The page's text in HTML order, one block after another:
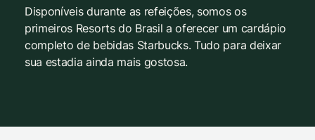
Disponíveis durante as refeições, somos os
primeiros Resorts do Brasil a oferecer um cardápio
completo de bebidas Starbucks. Tudo para deixar
sua estadia ainda mais gostosa.